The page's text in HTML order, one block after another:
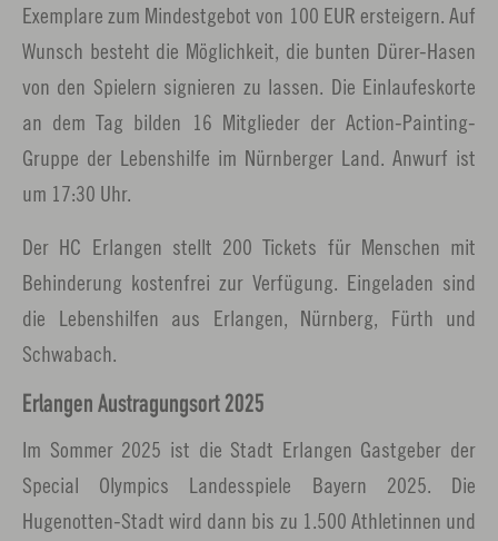
Exemplare zum Mindestgebot von 100 EUR ersteigern. Auf
Wunsch besteht die Möglichkeit, die bunten Dürer-Hasen
von den Spielern signieren zu lassen. Die Einlaufeskorte
an dem Tag bilden 16 Mitglieder der Action-Painting-
Gruppe der Lebenshilfe im Nürnberger Land. Anwurf ist
um 17:30 Uhr.
Der HC Erlangen stellt 200 Tickets für Menschen mit
Behinderung kostenfrei zur Verfügung. Eingeladen sind
die Lebenshilfen aus Erlangen, Nürnberg, Fürth und
Schwabach.
Erlangen Austragungsort 2025
Im Sommer 2025 ist die Stadt Erlangen Gastgeber der
Special Olympics Landesspiele Bayern 2025. Die
Hugenotten-Stadt wird dann bis zu 1.500 Athletinnen und